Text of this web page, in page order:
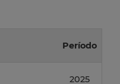
Período
2025